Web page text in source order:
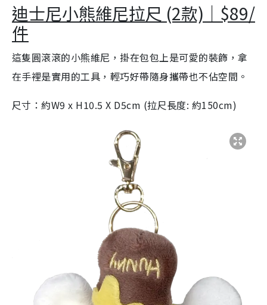
迪士尼小熊維尼拉尺 (2款)｜$89/
件
這隻圓滾滾的小熊維尼，掛在包包上是可愛的裝飾，拿
在手裡是實用的工具，輕巧好帶隨身攜帶也不佔空間。
尺寸：約W9 x H10.5 X D5cm (拉尺長度: 約150cm)